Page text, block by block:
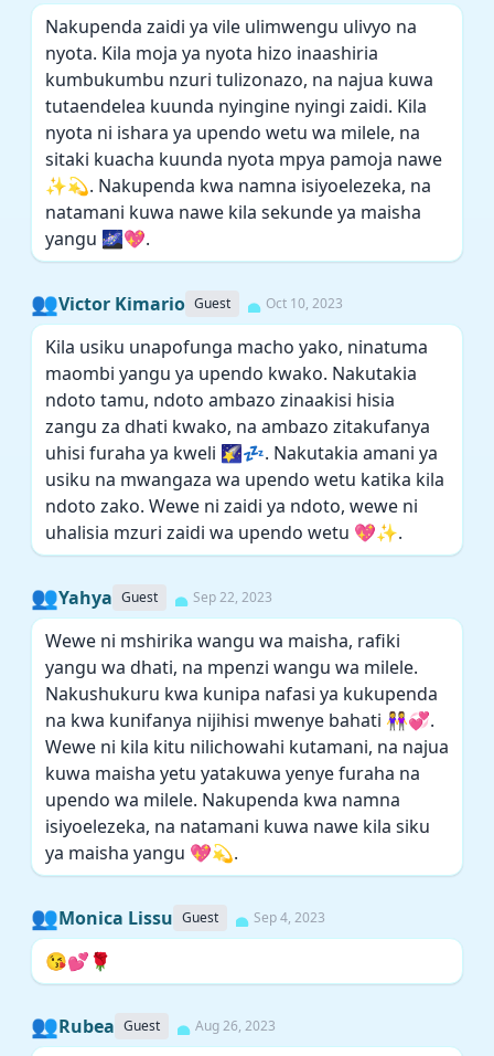
Nakupenda zaidi ya vile ulimwengu ulivyo na
nyota. Kila moja ya nyota hizo inaashiria
kumbukumbu nzuri tulizonazo, na najua kuwa
tutaendelea kuunda nyingine nyingi zaidi. Kila
nyota ni ishara ya upendo wetu wa milele, na
sitaki kuacha kuunda nyota mpya pamoja nawe
✨💫. Nakupenda kwa namna isiyoelezeka, na
natamani kuwa nawe kila sekunde ya maisha
yangu 🌌💖.
👥Victor Kimario Guest Oct 10, 2023
Kila usiku unapofunga macho yako, ninatuma
maombi yangu ya upendo kwako. Nakutakia
ndoto tamu, ndoto ambazo zinaakisi hisia
zangu za dhati kwako, na ambazo zitakufanya
uhisi furaha ya kweli 🌠💤. Nakutakia amani ya
usiku na mwangaza wa upendo wetu katika kila
ndoto zako. Wewe ni zaidi ya ndoto, wewe ni
uhalisia mzuri zaidi wa upendo wetu 💖✨.
👥Yahya Guest Sep 22, 2023
Wewe ni mshirika wangu wa maisha, rafiki
yangu wa dhati, na mpenzi wangu wa milele.
Nakushukuru kwa kunipa nafasi ya kukupenda
na kwa kunifanya nijihisi mwenye bahati 👭💞.
Wewe ni kila kitu nilichowahi kutamani, na najua
kuwa maisha yetu yatakuwa yenye furaha na
upendo wa milele. Nakupenda kwa namna
isiyoelezeka, na natamani kuwa nawe kila siku
ya maisha yangu 💖💫.
👥Monica Lissu Guest Sep 4, 2023
😘💕🌹
👥Rubea Guest Aug 26, 2023